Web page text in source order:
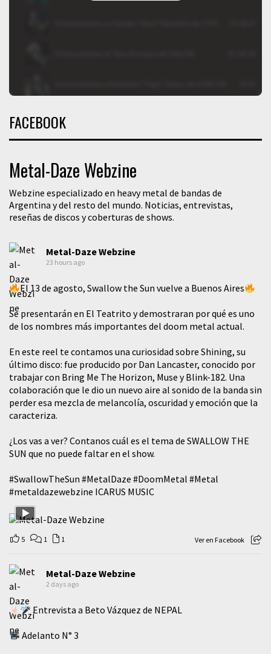
FACEBOOK
Metal-Daze Webzine
Webzine especializado en heavy metal de bandas de
Argentina y del resto del mundo. Noticias, entrevistas,
reseñas de discos y coberturas de shows.
Metal-Daze Webzine
23 hours ago
El 13 de agosto, Swallow the Sun vuelve a Buenos Aires
Se presentarán en El Teatrito y demostraran por qué es uno
de los nombres más importantes del doom metal actual.
En este reel te contamos una curiosidad sobre Shining, su
último disco: fue producido por Dan Lancaster, conocido por
trabajar con Bring Me The Horizon, Muse y Blink-182. Una
colaboración que le dio un nuevo aire al sonido de la banda sin
perder esa mezcla de melancolía, oscuridad y emoción que la
caracteriza.
¿Los vas a ver? Contanos cuál es el tema de SWALLOW THE
SUN que no puede faltar en el show.
#SwallowTheSun #MetalDaze #DoomMetal #Metal
#metaldazewebzine ICARUS MUSIC
5 1 1 Ver en Facebook
Metal-Daze Webzine
2 days ago
Entrevista a Beto Vázquez de NEPAL
Adelanto N° 3